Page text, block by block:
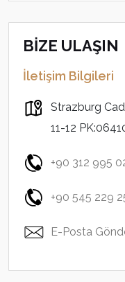
BİZE ULAŞIN
İletişim Bilgileri
Strazburg
11-12
+90 312 995
+90 545 229
E-Posta